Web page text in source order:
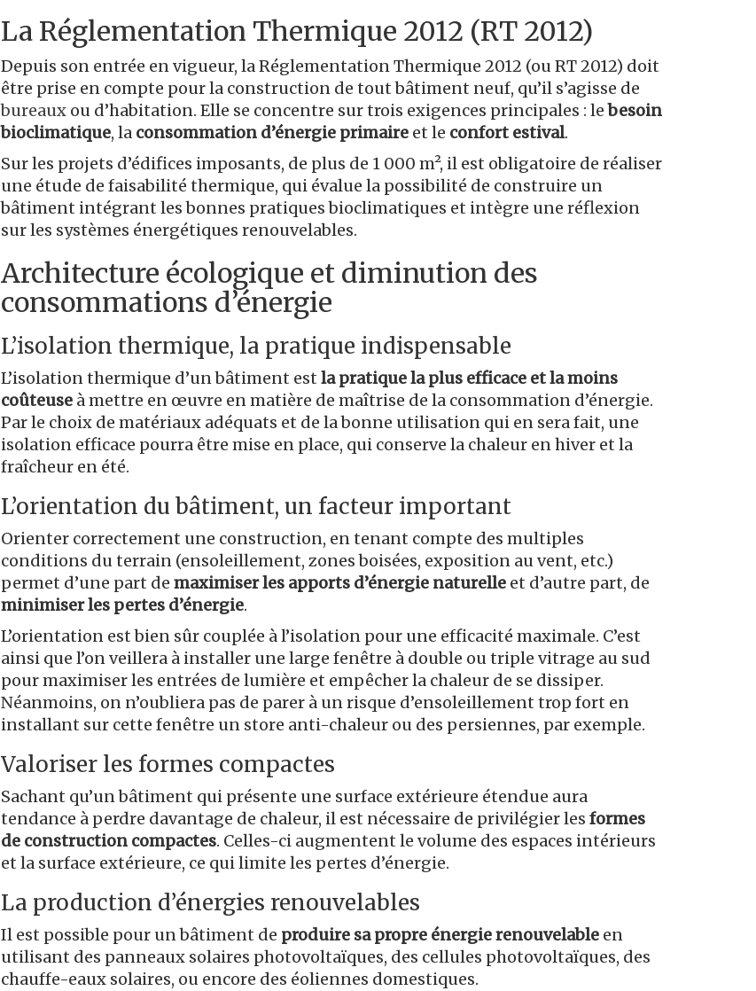
La Réglementation Thermique 2012 (RT 2012)
Depuis son entrée en vigueur, la Réglementation Thermique 2012 (ou RT 2012) doit
être prise en compte pour la construction de tout bâtiment neuf, qu’il s’agisse de
bureaux ou d’habitation. Elle se concentre sur trois exigences principales : lebesoin
bioclimatique, la consommation d’énergie primaire et le confort estival.
Sur les projets d’édifices imposants, de plus de 1 000 m², il est obligatoire de réaliser
une étude de faisabilité thermique, qui évalue la possibilité de construire un
bâtiment intégrant les bonnes pratiques bioclimatiques et intègre une réflexion
sur les systèmes énergétiques renouvelables.
Architecture écologique et diminution des
consommations d’énergie
L’isolation thermique, la pratique indispensable
L’isolation thermique d’un bâtiment estla pratique la plus efficace et la moins
coûteuse à mettre en œuvre en matière de maîtrise de la consommation d’énergie.
Par le choix de matériaux adéquats et de la bonne utilisation qui en sera fait, une
isolation efficace pourra être mise en place, qui conserve la chaleur en hiver et la
fraîcheur en été.
L’orientation du bâtiment, un facteur important
Orienter correctement une construction, en tenant compte des multiples
conditions du terrain (ensoleillement, zones boisées, exposition au vent, etc.)
permet d’une part demaximiser les apports d’énergie naturelle et d’autre part, de
minimiser les pertes d’énergie.
L’orientation est bien sûr couplée à l’isolation pour une efficacité maximale. C’est
ainsi que l’on veillera à installer une large fenêtre à double ou triple vitrage au sud
pour maximiser les entrées de lumière et empêcher la chaleur de se dissiper.
Néanmoins, on n’oubliera pas de parer à un risque d’ensoleillement trop fort en
installant sur cette fenêtre un store anti-chaleur ou des persiennes, par exemple.
Valoriser les formes compactes
Sachant qu’un bâtiment qui présente une surface extérieure étendue aura
tendance à perdre davantage de chaleur, il est nécessaire de privilégier lesformes
de construction compactes. Celles-ci augmentent le volume des espaces intérieurs
et la surface extérieure, ce qui limite les pertes d’énergie.
La production d’énergies renouvelables
Il est possible pour un bâtiment de produire sa propre énergie renouvelable en
utilisant des panneaux solaires photovoltaïques, des cellules photovoltaïques, des
chauffe-eaux solaires, ou encore des éoliennes domestiques.